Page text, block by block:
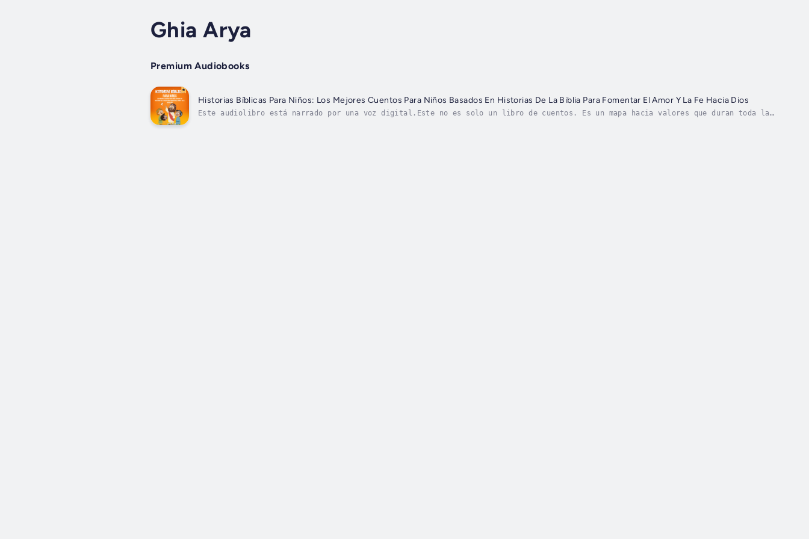
Ghia Arya
Premium Audiobooks
Historias Bíblicas Para Niños: Los Mejores Cuentos Para Niños Basados En Historias De La Biblia Para Fomentar El Amor Y La Fe Hacia Dios
Este audiolibro está narrado por una voz digital.Este no es solo un libro de cuentos. Es un mapa hacia valores que duran toda la